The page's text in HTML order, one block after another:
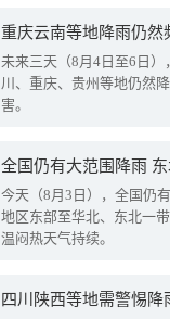
重庆云南等地降雨仍然
未来三天（8月4日至6日
川、重庆、贵州等地仍然
害。
全国仍有大范围降雨
今天（8月3日），全国仍
地区东部至华北、东北一
温闷热天气持续。